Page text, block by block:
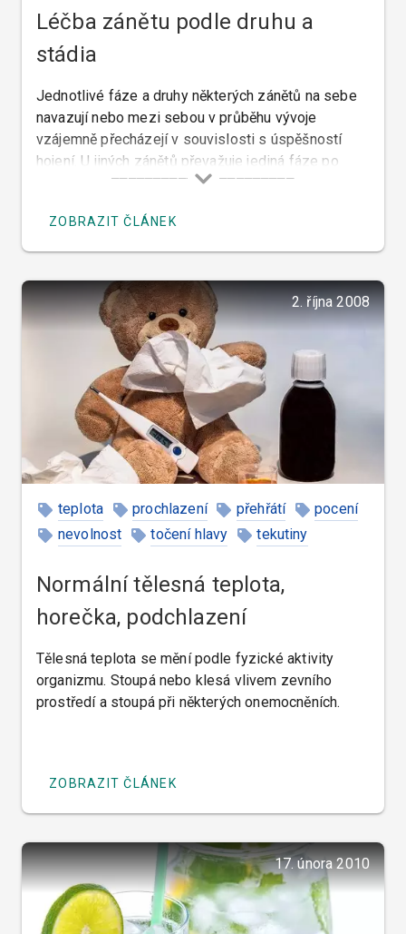
Léčba zánětu podle druhu a
stádia
Jednotlivé fáze a druhy některých zánětů na sebe
navazují nebo mezi sebou v průběhu vývoje
vzájemně přecházejí v souvislosti s úspěšností
hojení. U jiných zánětů převažuje jediná fáze po
téměř celou dobu trvání nemoci. Jednotlivá stádia
různých fázích zánětu rozdílná.
ZOBRAZIT ČLÁNEK
2. října 2008
teplota prochlazení přehřátí
pocení
nevolnost
točení hlavy
tekutiny
Normální tělesná teplota,
horečka, podchlazení
Tělesná teplota se mění podle fyzické aktivity
organizmu. Stoupá nebo klesá vlivem zevního
prostředí a stoupá při některých onemocněních.
ZOBRAZIT ČLÁNEK
17. února 2010